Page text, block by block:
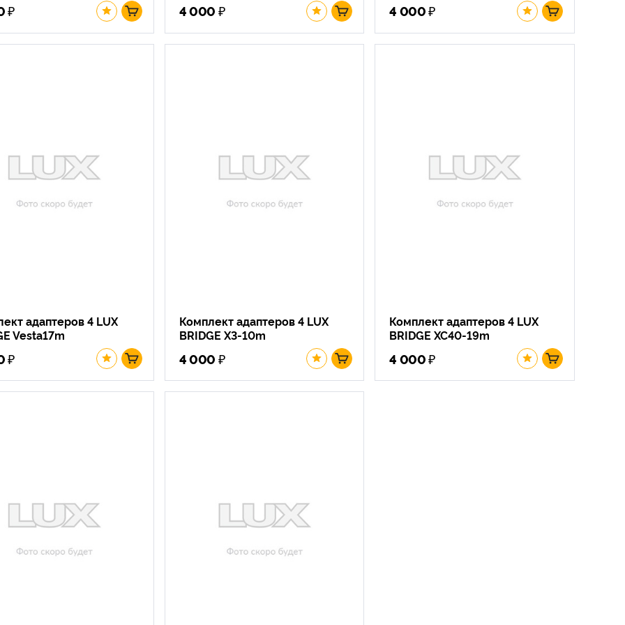
₽ 4 000 ₽ 4 000₽
адаптеров 4 LUX
Vesta17m
₽
Комплект адаптеров 4 LUX
BRIDGE X3-10m
4 000 ₽
Комплект адаптеров 4 LUX
BRIDGE XC40-19m
4 000₽